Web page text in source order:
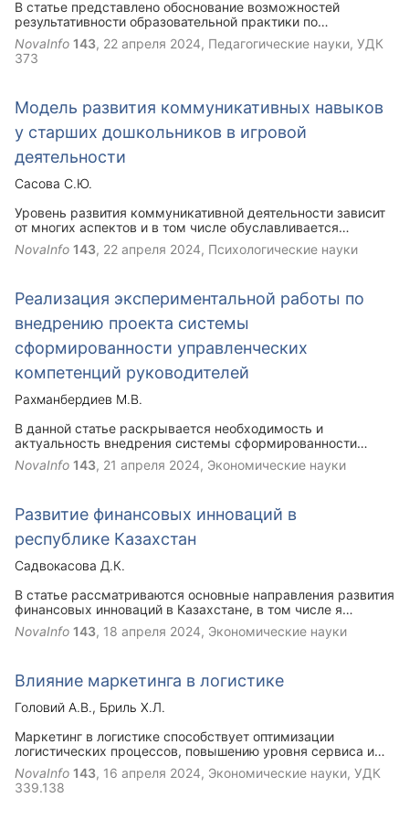
существуют более строгие ограничения на владение и
использование оружия, в то время как в США право на
владение оружием является конституционным правом.
В статье представлено обоснование возможностей
результативности образовательной практики по
использованию мультимедийных технологий в управлении
образовательным процессом восприятия школьниками
учебной информации и разработаны рекомендации по
NovaInfo 143, 22 апреля 2024, Педагогические науки, УДК
373
Модель развития коммуникативных навыков
у старших дошкольников в игровой
деятельности
Сасова С.Ю.
Уровень развития коммуникативной деятельности зависит
от многих аспектов и в том числе обуславливается
различными формами взаимодействия педагога
(воспитателя) и ребенка. К таким формам можно отнести
детально прорабатывается педагогом в соответствии с
коммуникативных навыков у детей происходит поэтапно от
зоны актуального, т.е. от заявленного уровня развития
ребенка без вмешательства взрослого, к зоне возможного
развития, характеризующегося обладанием ребенком на
коммуникативными навыками и умениями, которые могут
сопровождении.
NovaInfo 143, 22 апреля 2024, Психологические науки
Реализация экспериментальной работы по
внедрению проекта системы
сформированности управленческих
компетенций руководителей
Рахманбердиев М.В.
В данной статье раскрывается необходимость и
актуальность внедрения системы сформированности
управленческих компетенций руководителей. Подходы к
реализации экспериментальной работы: выбор
подготовка руководителей. Оценка эффективности:
методы и критерии оценки результатов внедрения
системы компетенций.
NovaInfo 143, 21 апреля 2024, Экономические науки
Развитие финансовых инноваций в
республике Казахстан
Садвокасова Д.К.
В статье рассматриваются основные направления развития
финансовых инноваций в Казахстане, в том числе я
процесс ввода цифрового тенге и развития криптоволютной
индустрии.
NovaInfo 143, 18 апреля 2024, Экономические науки
Влияние маркетинга в логистике
Головий А.В.
Бриль Х.Л.
Маркетинг в логистике способствует оптимизации
логистических процессов, повышению уровня сервиса и
удовлетворенности клиентов. Обсуждение влияния
маркетинга на логистику позволяет выявить взаимосвязи
между этими двумя областями бизнеса и дает
NovaInfo 143, 16 апреля 2024, Экономические науки, УДК
339.138